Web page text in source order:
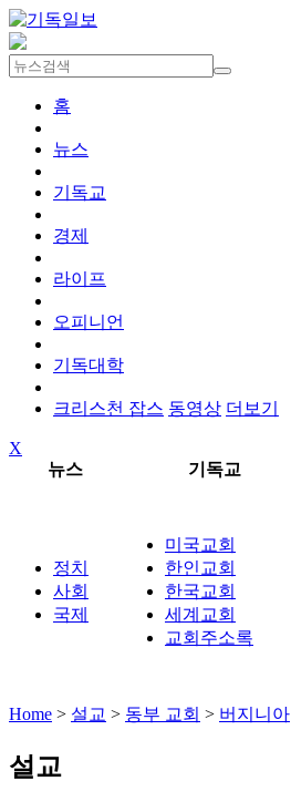
홈
뉴스
기독교
경제
라이프
오피니언
기독대학
크리스천 잡스 동영상 더보기
X
뉴스
기독교
정치
사회
국제
미국교회
한인교회
한국교회
세계교회
교회주소록
Home > 설교 > 동부 교회 > 버지니아
설교